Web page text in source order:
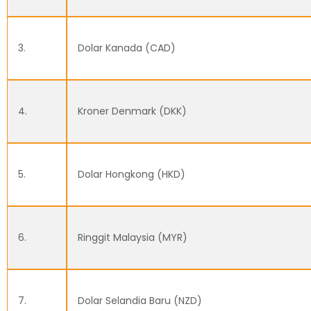
3. Dolar Kanada (CAD)
4. Kroner Denmark (DKK)
5. Dolar Hongkong (HKD)
6. Ringgit Malaysia (MYR)
7. Dolar Selandia Baru (NZD)